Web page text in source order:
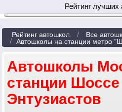
Рейтинг
Рейтинг автошкол Все
Автошколы на станции метро
Автошколы
станции Шоссе
Энтузиастов